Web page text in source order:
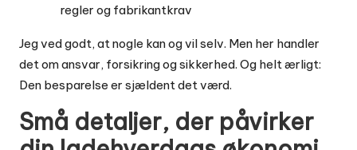
regler og fabrikantkrav
Jeg ved godt, at nogle kan og vil selv. Men her handler
det om ansvar, forsikring og sikkerhed. Og helt ærligt:
Den besparelse er sjældent det værd.
Små detaljer, der påvirker